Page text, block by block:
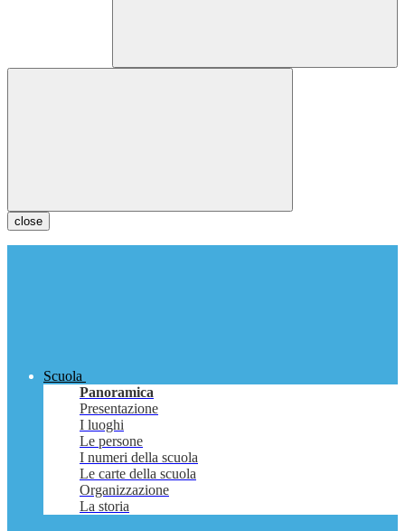
close
Scuola
Panoramica
Presentazione
I luoghi
Le persone
I numeri della scuola
Le carte della scuola
Organizzazione
La storia